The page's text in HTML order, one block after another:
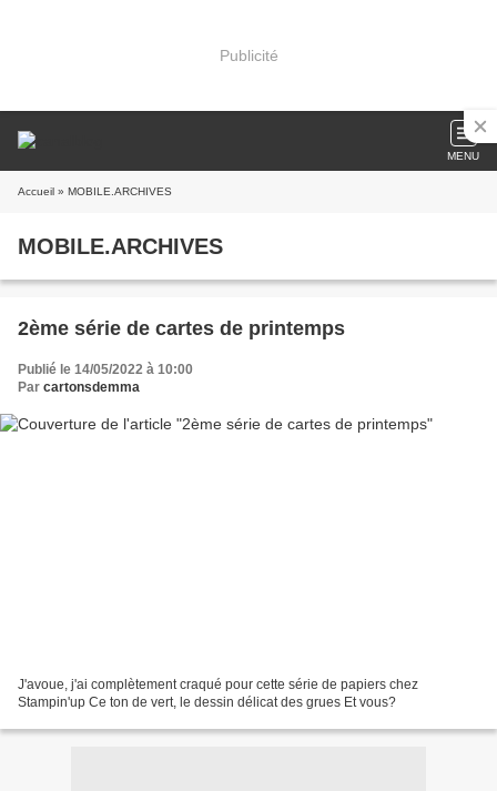
Publicité
MENU
Accueil » MOBILE.ARCHIVES
MOBILE.ARCHIVES
2ème série de cartes de printemps
Publié le 14/05/2022 à 10:00
Par cartonsdemma
J'avoue, j'ai complètement craqué pour cette série de papiers chez
Stampin'up Ce ton de vert, le dessin délicat des grues Et vous?